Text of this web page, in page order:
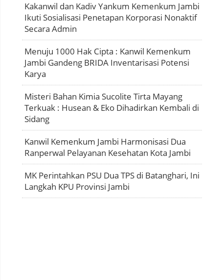
Kakanwil dan Kadiv Yankum Kemenkum Jambi
Ikuti Sosialisasi Penetapan Korporasi Nonaktif
Secara Admin
Menuju 1000 Hak Cipta : Kanwil Kemenkum
Jambi Gandeng BRIDA Inventarisasi Potensi
Karya
Misteri Bahan Kimia Sucolite Tirta Mayang
Terkuak : Husean & Eko Dihadirkan Kembali di
Sidang
Kanwil Kemenkum Jambi Harmonisasi Dua
Ranperwal Pelayanan Kesehatan Kota Jambi
MK Perintahkan PSU Dua TPS di Batanghari, Ini
Langkah KPU Provinsi Jambi